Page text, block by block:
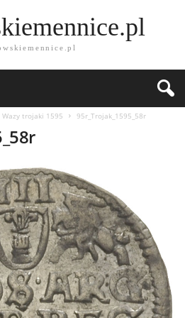
trojaki 1595 95r_Trojak_1595_58r